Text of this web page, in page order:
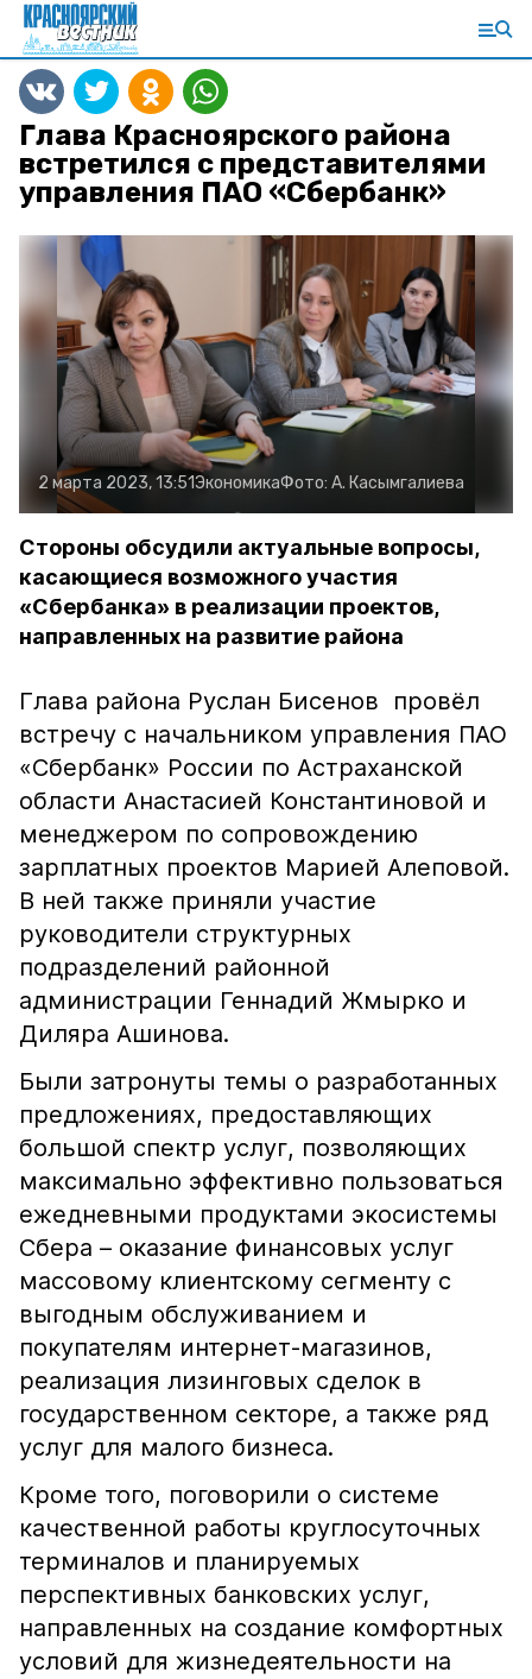
Глава Красноярского района
встретился с представителями
управления ПАО «Сбербанк»
2 марта 2023, 13:51ЭкономикаФото: А. Касымгалиева
Стороны обсудили актуальные вопросы,
касающиеся возможного участия
«Сбербанка» в реализации проектов,
направленных на развитие района
Глава района Руслан Бисенов провёл
встречу с начальником управления ПАО
«Сбербанк» России по Астраханской
области Анастасией Константиновой и
менеджером по сопровождению
зарплатных проектов Марией Алеповой.
В ней также приняли участие
руководители структурных
подразделений районной
администрации Геннадий Жмырко и
Диляра Ашинова.
Были затронуты темы о разработанных
предложениях, предоставляющих
большой спектр услуг, позволяющих
максимально эффективно пользоваться
ежедневными продуктами экосистемы
Сбера – оказание финансовых услуг
массовому клиентскому сегменту с
выгодным обслуживанием и
покупателям интернет-магазинов,
реализация лизинговых сделок в
государственном секторе, а также ряд
услуг для малого бизнеса.
Кроме того, поговорили о системе
качественной работы круглосуточных
терминалов и планируемых
перспективных банковских услуг,
направленных на создание комфортных
условий для жизнедеятельности на